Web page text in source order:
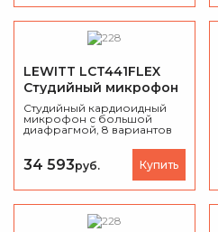
LEWITT LCT441FLEX
Студийный микрофон
Студийный кардиоидный
микрофон с большой
диафрагмой, 8 вариантов
34 593руб. Купить